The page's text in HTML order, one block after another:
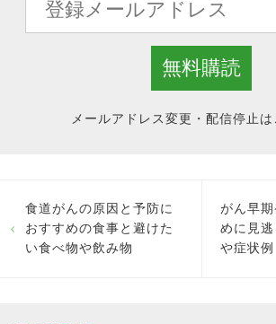
メールアドレス変更・配信停止は
食道がんの原因と予防に
おすすめの食事と避けた
い食べ物や飲み物
がん早
めに見
や症状例